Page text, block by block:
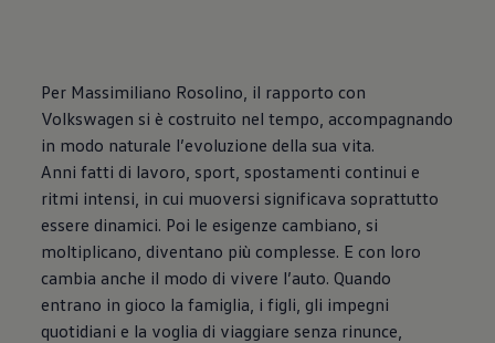
Per Massimiliano Rosolino, il rapporto con
Volkswagen si è costruito nel tempo, accompagnando
in modo naturale l’evoluzione della sua vita.
Anni fatti di lavoro, sport, spostamenti continui e
ritmi intensi, in cui muoversi significava soprattutto
essere dinamici. Poi le esigenze cambiano, si
moltiplicano, diventano più complesse. E con loro
cambia anche il modo di vivere l’auto. Quando
entrano in gioco la famiglia, i figli, gli impegni
quotidiani e la voglia di viaggiare senza rinunce,